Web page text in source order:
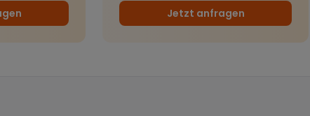
Jetzt anfragen